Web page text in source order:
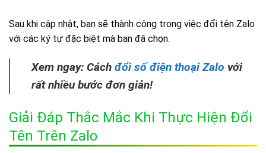
Sau khi cập nhật, bạn sẽ thành công trong việc đổi tên Zalo
với các ký tự đặc biệt mà bạn đã chọn.
Xem ngay: Cách đổi số điện thoại Zalo với
rất nhiều bước đơn giản!
Giải Đáp Thắc Mắc Khi Thực Hiện Đổi
Tên Trên Zalo